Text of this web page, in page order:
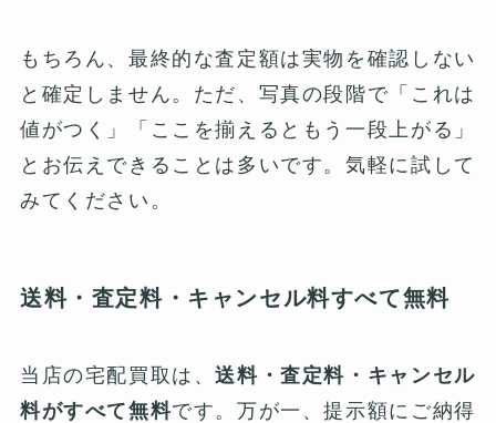
もちろん、最終的な査定額は実物を確認しない
と確定しません。ただ、写真の段階で「これは
値がつく」「ここを揃えるともう一段上がる」
とお伝えできることは多いです。気軽に試して
みてください。
送料・査定料・キャンセル料すべて無料
当店の宅配買取は、送料・査定料・キャンセル
料がすべて無料です。万が一、提示額にご納得